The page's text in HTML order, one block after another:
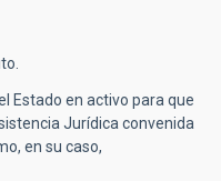
Estado en activo para que
Jurídica convenida
en su caso,